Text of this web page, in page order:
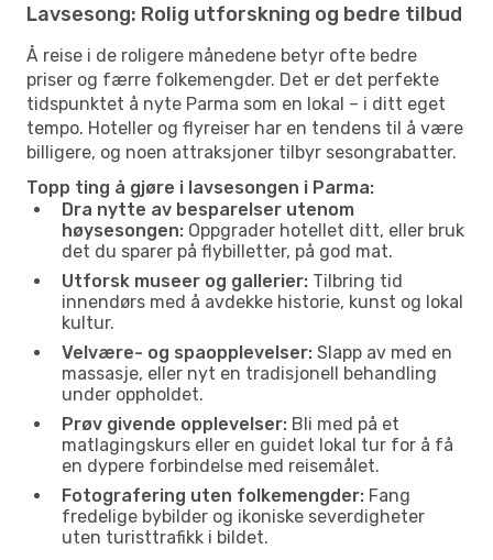
Lavsesong: Rolig utforskning og bedre tilbud
Å reise i de roligere månedene betyr ofte bedre
priser og færre folkemengder. Det er det perfekte
tidspunktet å nyte Parma som en lokal – i ditt eget
tempo. Hoteller og flyreiser har en tendens til å være
billigere, og noen attraksjoner tilbyr sesongrabatter.
Topp ting å gjøre i lavsesongen i Parma:
Dra nytte av besparelser utenom
høysesongen: Oppgrader hotellet ditt, eller bruk
det du sparer på flybilletter, på god mat.
Utforsk museer og gallerier: Tilbring tid
innendørs med å avdekke historie, kunst og lokal
kultur.
Velvære- og spaopplevelser: Slapp av med en
massasje, eller nyt en tradisjonell behandling
under oppholdet.
Prøv givende opplevelser: Bli med på et
matlagingskurs eller en guidet lokal tur for å få
en dypere forbindelse med reisemålet.
Fotografering uten folkemengder: Fang
fredelige bybilder og ikoniske severdigheter
uten turisttrafikk i bildet.